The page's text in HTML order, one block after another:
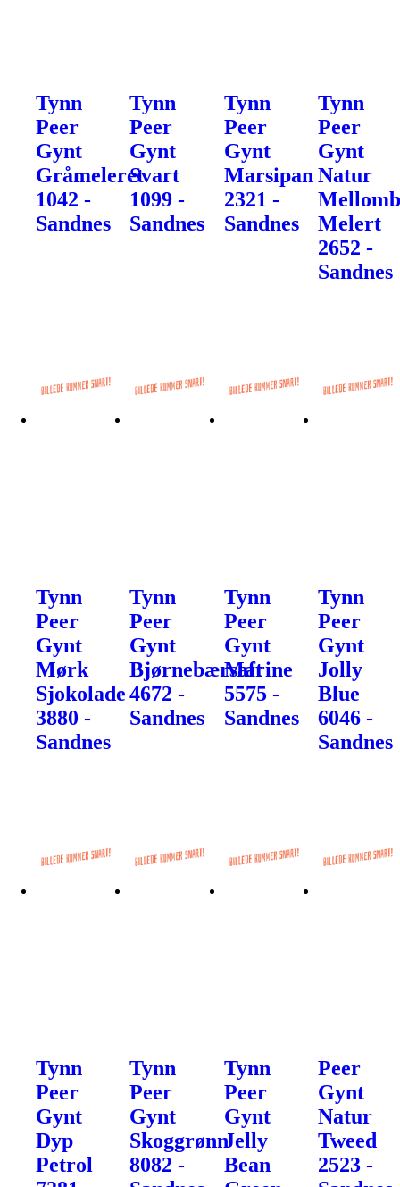
Tynn
Peer
Gynt
Gråmeleret
1042 -
Sandnes
Tynn
Peer
Gynt
Svart
1099 -
Sandnes
Tynn
Peer
Gynt
Marsipan
2321 -
Sandnes
Tynn
Peer
Gynt
Natur
Melert
2652 -
Sandnes
Tynn
Peer
Gynt
Mørk
Sjokolade
3880 -
Sandnes
Tynn
Peer
Gynt
Bjørnebærsaft
4672 -
Sandnes
Tynn
Peer
Gynt
Marine
5575 -
Sandnes
Tynn
Peer
Gynt
Jolly
Blue
6046 -
Sandnes
Tynn
Peer
Gynt
Dyp
Petrol
Tynn
Peer
Gynt
Skoggrønn
8082 -
Tynn
Peer
Gynt
Jelly
Bean
Peer
Gynt
Natur
Tweed
2523 -